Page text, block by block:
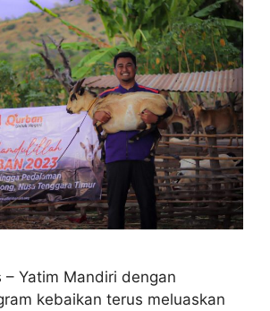
– Yatim Mandiri dengan
kebaikan terus meluaskan